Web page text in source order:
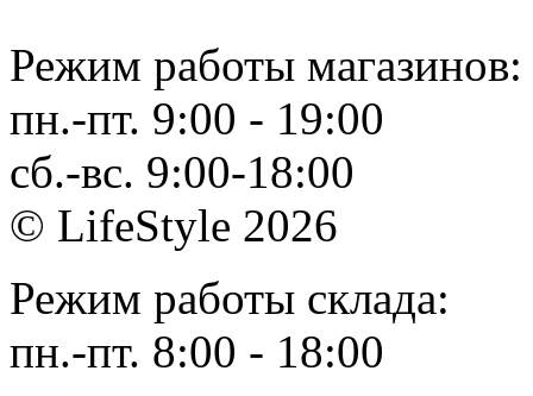
Режим работы магазинов:
пн.-пт. 9:00 - 19:00
сб.-вс. 9:00-18:00
© LifeStyle 2026
Режим работы склада:
пн.-пт. 8:00 - 18:00